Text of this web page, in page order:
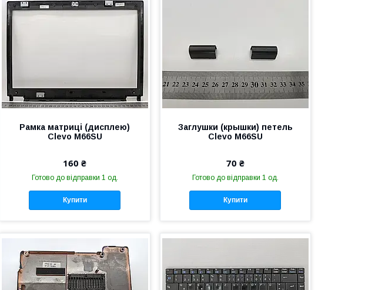
Рамка матриці (дисплею)
Clevo M66SU
160 ₴
Готово до відправки 1 од.
Купити
Заглушки (крышки) петель
Clevo M66SU
70 ₴
Готово до відправки 1 од.
Купити